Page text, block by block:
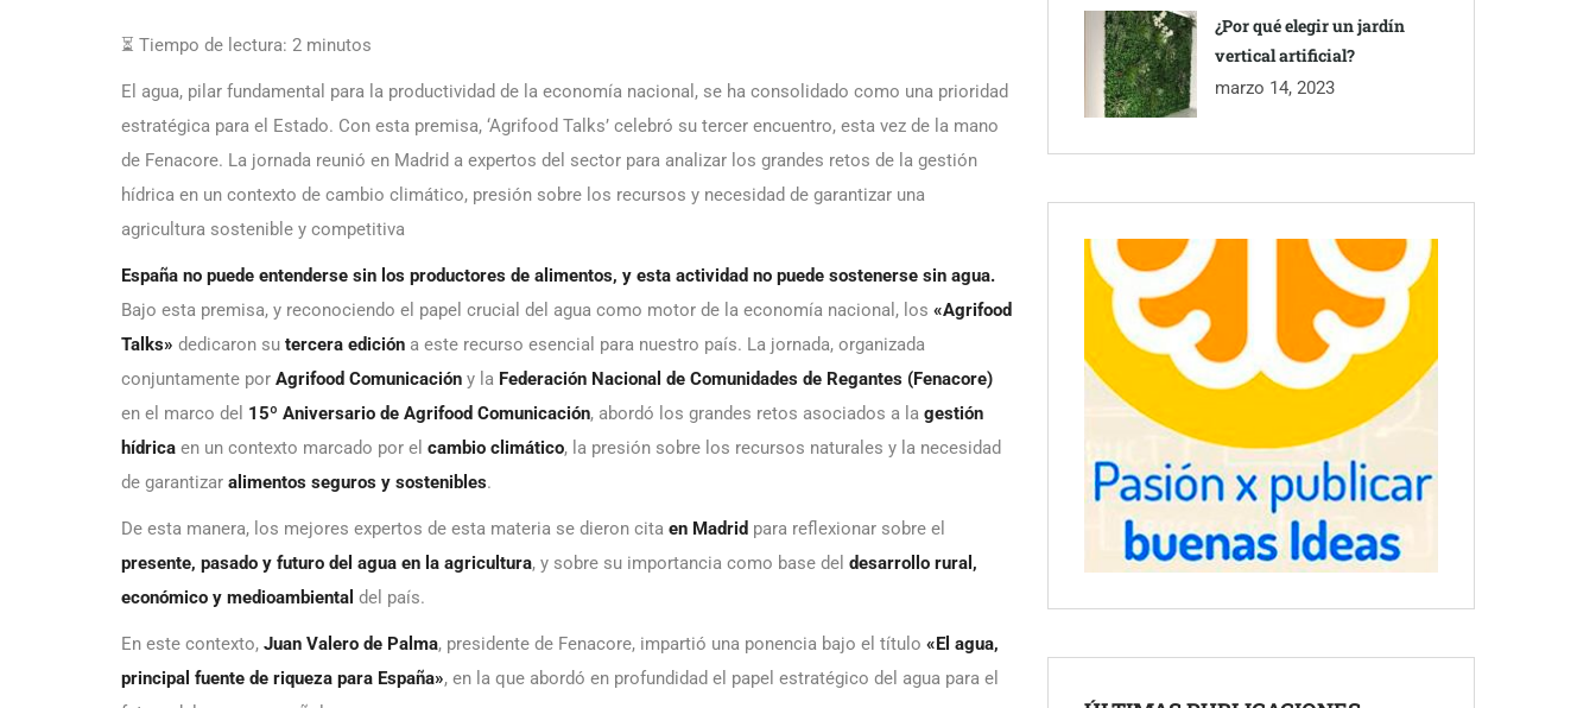
⏳ Tiempo de lectura: 2 minutos
El agua, pilar fundamental para la productividad de la economía nacional, se ha consolidado como una prioridad
estratégica para el Estado. Con esta premisa, ‘Agrifood Talks’ celebró su tercer encuentro, esta vez de la mano
de Fenacore. La jornada reunió en Madrid a expertos del sector para analizar los grandes retos de la gestión
hídrica en un contexto de cambio climático, presión sobre los recursos y necesidad de garantizar una
agricultura sostenible y competitiva
España no puede entenderse sin los productores de alimentos, y esta actividad no puede sostenerse sin agua.
Bajo esta premisa, y reconociendo el papel crucial del agua como motor de la economía nacional, los «Agrifood
Talks» dedicaron su tercera edición a este recurso esencial para nuestro país. La jornada, organizada
conjuntamente por Agrifood Comunicación y la Federación Nacional de Comunidades de Regantes (Fenacore)
en el marco del 15º Aniversario de Agrifood Comunicación, abordó los grandes retos asociados a la gestión
hídrica en un contexto marcado por el cambio climático, la presión sobre los recursos naturales y la necesidad
de garantizar alimentos seguros y sostenibles.
De esta manera, los mejores expertos de esta materia se dieron cita en Madrid para reflexionar sobre el
presente, pasado y futuro del agua en la agricultura, y sobre su importancia como base del desarrollo rural,
económico y medioambiental del país.
En este contexto, Juan Valero de Palma, presidente de Fenacore, impartió una ponencia bajo el título «El agua,
principal fuente de riqueza para España», en la que abordó en profundidad el papel estratégico del agua para el
¿Por qué elegir un jardín
vertical artificial?
marzo 14, 2023